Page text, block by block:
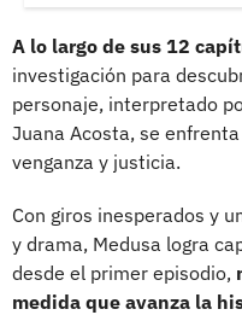
A lo largo de sus 12
investigación para
personaje, interpretado
Juana Acosta, se
venganza y justicia.
Con giros inesperados y
y drama, Medusa logra
desde el primer episodio,
medida que avanza la